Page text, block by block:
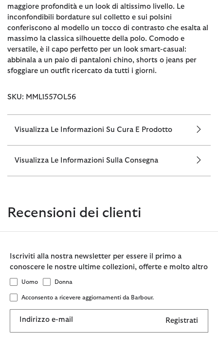
maggiore profondità e un look di altissimo livello. Le
inconfondibili bordature sul colletto e sui polsini
conferiscono al modello un tocco di contrasto che esalta al
massimo la classica silhouette della polo. Comodo e
versatile, è il capo perfetto per un look smart-casual:
abbinala a un paio di pantaloni chino, shorts o jeans per
sfoggiare un outfit ricercato da tutti i giorni.
SKU: MML1557OL56
Visualizza Le Informazioni Su Cura E Prodotto
Visualizza Le Informazioni Sulla Consegna
Recensioni dei clienti
Iscriviti alla nostra newsletter per essere il primo a
conoscere le nostre ultime collezioni, offerte e molto altro
Uomo Donna
Acconsento a ricevere aggiornamenti da Barbour.
Indirizzo e-mail Registrati